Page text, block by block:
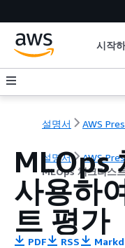
시작
설명서 AWS
설명서
AWS
MLOps 체크리스
MLOps
사용하
트 평가
PDF RSS